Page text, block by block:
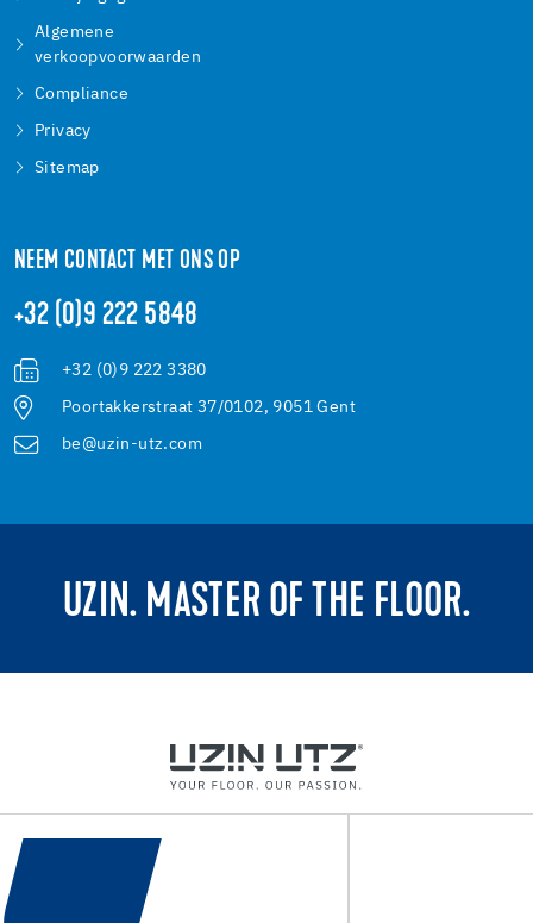
Algemene
verkoopvoorwaarden
Compliance
Privacy
Sitemap
NEEM CONTACT MET ONS OP
+32 (0)9 222 5848
+32 (0)9 222 3380
Poortakkerstraat 37/0102, 9051 Gent
be@uzin-utz.com
UZIN. MASTER OF THE FLOOR.